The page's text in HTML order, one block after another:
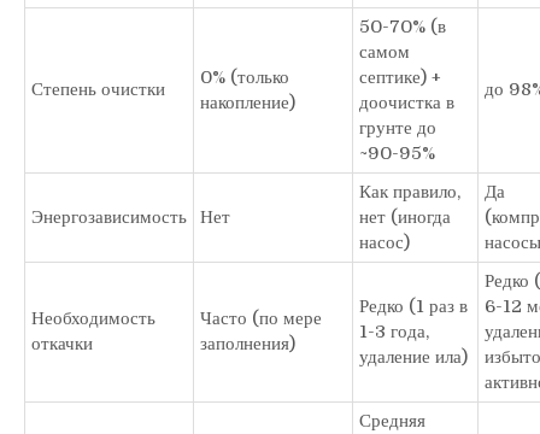
Степень очистки
0% (только
накопление)
50-70% (в
самом
септике) +
доочистка в
грунте до
~90-95%
до
Энергозависимость Нет
Как правило,
нет (иногда
насос)
Да
Необходимость
откачки
Часто (по мере
заполнения)
Редко (1 раз в
1-3 года,
удаление ила)
Редко
6-12
Средняя